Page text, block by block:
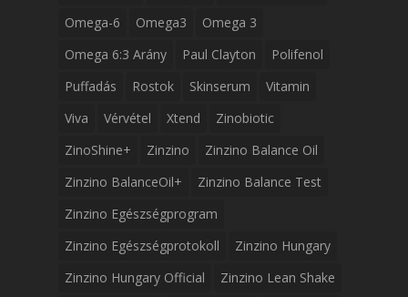
Omega-6
Omega3
Omega 3
Omega 6:3 Arány
Paul Clayton
Polifenol
Puffadás
Rostok Skinserum
Vitamin
Viva
Vérvétel Xtend
Zinobiotic
ZinoShine+
Zinzino
Zinzino Balance Oil
Zinzino BalanceOil+
Zinzino Balance Test
Zinzino Egészségprogram
Zinzino Egészségprotokoll
Zinzino Hungary
Zinzino Hungary Official
Zinzino Lean Shake